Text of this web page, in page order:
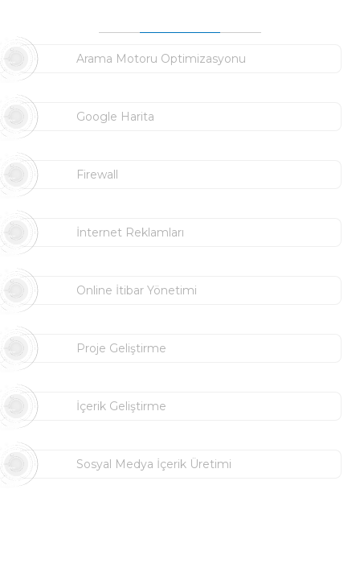
Arama Motoru Optimizasyonu
Google Harita
Firewall
İnternet Reklamları
Online İtibar Yönetimi
Proje Geliştirme
İçerik Geliştirme
Sosyal Medya İçerik Üretimi